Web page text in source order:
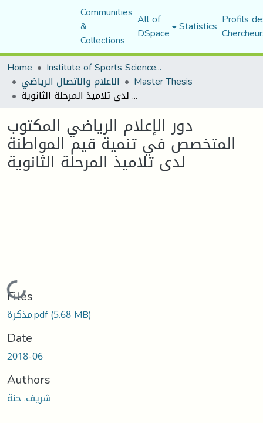
Communities
&
Collections
All of
DSpace Statistics Profils
Home
Institute of Sports Sciences and Techniques
الاعلام والاتصال الرياضي Master Thesis
دور الإعلام الرياضي المكتوب المتخصص في تنمية قيم المواطنة لدى تلاميذ المرحلة الثانوية
دور الإعلام الرياضي المكتوب
المتخصص في تنمية قيم المواطنة
لدى تلاميذ المرحلة الثانوية
Files
مذكرة.pdf(5.68 MB)
Date
2018-06
Authors
شريف, حنة